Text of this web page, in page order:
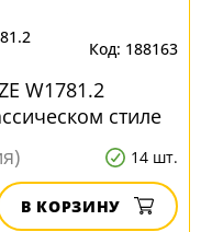
188163
W1781.2
стиле
14 шт.
В КОРЗИНУ